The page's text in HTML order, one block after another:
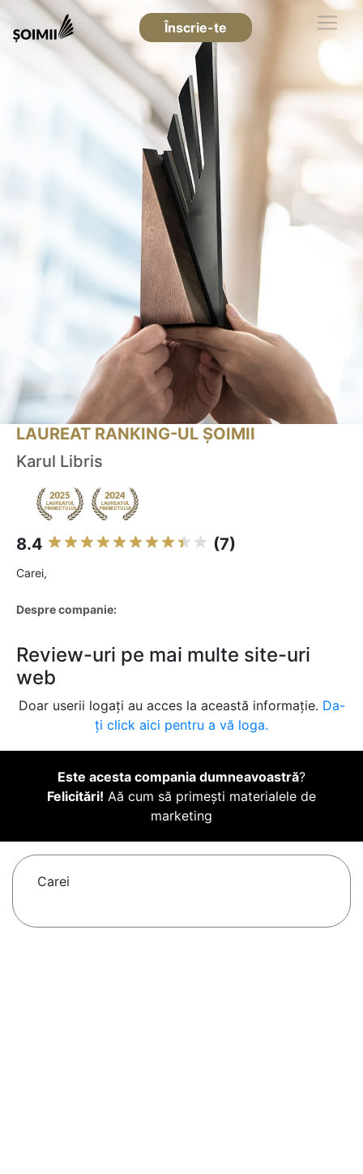
Înscrie-te
LAUREAT RANKING-UL ȘOIMII
Karul Libris
8.4 (7)
Carei,
Despre companie:
Review-uri pe mai multe site-uri
web
Doar userii logați au acces la această informație. Da-
ți click aici pentru a vă loga.
Este acesta compania dumneavoastră?
Felicitări! Aă cum să primești materialele de
marketing
Carei